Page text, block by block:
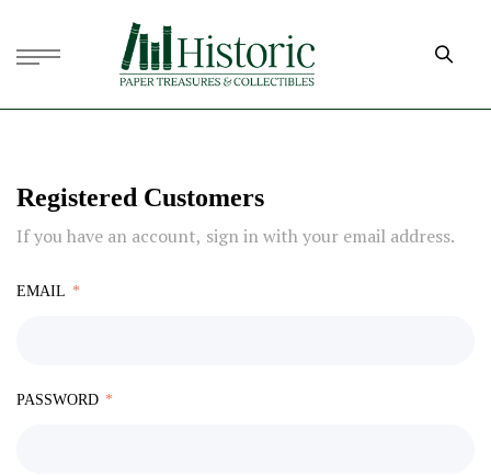
Registered Customers
If you have an account, sign in with your email address.
EMAIL
PASSWORD